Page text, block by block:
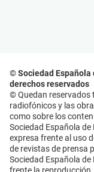
© Sociedad Española
derechos reservados
© Quedan reservados
radiofónicos y las
como sobre los
Sociedad Española
expresa frente al uso
de revistas de prensa
Sociedad Española